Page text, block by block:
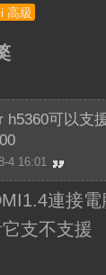
高級
h5360可以支
4 16:01
連接
支不支援